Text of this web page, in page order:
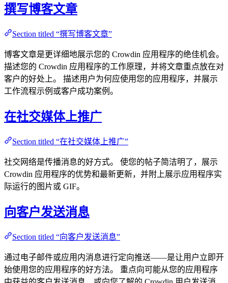
撰写博客文章
Section titled “撰写博客文章”
博客文章是更详细地展示您的 Crowdin 应用程序的绝佳机会。
描述您的 Crowdin 应用程序的工作原理，并将文章重点放在对
客户的好处上。 描述用户为何应使用您的应用程序，并展示
工作流程示例或客户成功案例。
在社交媒体上推广
Section titled “在社交媒体上推广”
社交网络是传播消息的好方式。 使您的帖子简洁明了，展示
Crowdin 应用程序的优势和最新更新，并附上展示应用程序实
际运行的图片或 GIF。
向客户发送消息
Section titled “向客户发送消息”
通过电子邮件或应用内消息进行定向推送——是让用户立即开
始使用您的应用程序的好方法。 重点向可能从您的应用程序